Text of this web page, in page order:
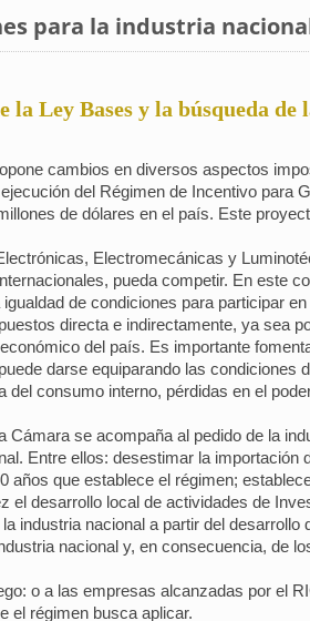
para la industria
la Ley Bases y la búsqueda
cambios en diversos aspectos
del Régimen de Incentivo para
de dólares en el país. Este
Electromecánicas y
pueda competir. En este
de condiciones para participar
directa e indirectamente, ya sea
del país. Es importante
darse equiparando las condiciones
consumo interno, pérdidas en el
se acompaña al pedido de la
Entre ellos: desestimar la
años que establece el régimen;
desarrollo local de actividades de
industria nacional a partir del
nacional y, en consecuencia, de
o a las empresas alcanzadas por el
el régimen busca aplicar.